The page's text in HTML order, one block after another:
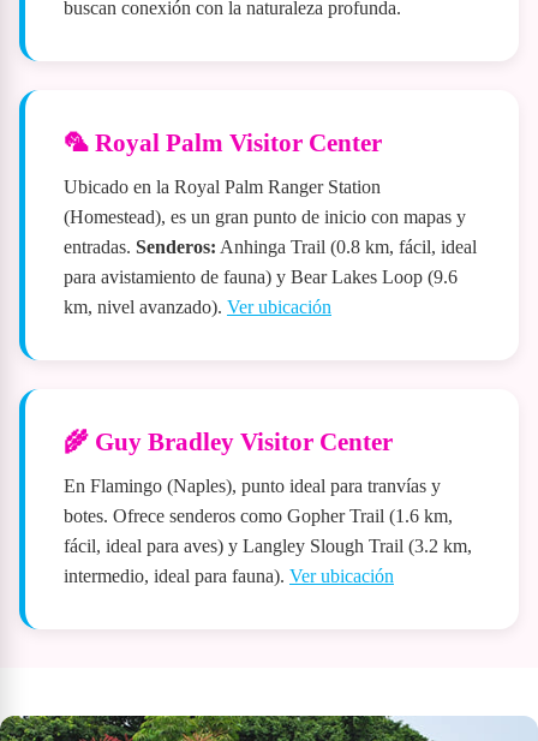
buscan conexión con la naturaleza profunda.
🦜 Royal Palm Visitor Center
Ubicado en la Royal Palm Ranger Station
(Homestead), es un gran punto de inicio con mapas y
entradas. Senderos: Anhinga Trail (0.8 km, fácil, ideal
para avistamiento de fauna) y Bear Lakes Loop (9.6
km, nivel avanzado). Ver ubicación
🌾 Guy Bradley Visitor Center
En Flamingo (Naples), punto ideal para tranvías y
botes. Ofrece senderos como Gopher Trail (1.6 km,
fácil, ideal para aves) y Langley Slough Trail (3.2 km,
intermedio, ideal para fauna). Ver ubicación